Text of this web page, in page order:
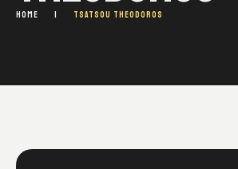
HOME | TSATSOU THEODOROS